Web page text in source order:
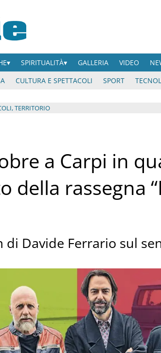
SPIRITUALITÀ GALLERIA VIDEO
CULTURA E SPETTACOLI SPORT
TERRITORIO
a Carpi in
della rassegna
Davide Ferrario sul